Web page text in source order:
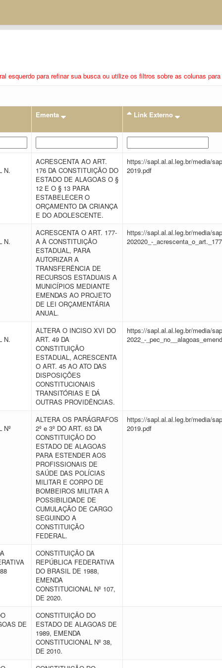
esquerdo para refinar sua busca ou utilize os filtros sobre as colunas
Ementa Link Externo
N.
ACRESCENTA AO ART.
176 DA CONSTITUIÇÃO DO
ESTADO DE ALAGOAS O §
12 E O § 13 PARA
ESTABELECER O
ORÇAMENTO DA CRIANÇA
E DO ADOLESCENTE.
https://sapl.al.al.leg.br/media/
2019.pdf
N.
ACRESCENTA O ART. 177-
A À CONSTITUIÇÃO
ESTADUAL, PARA
AUTORIZAR A
TRANSFERÊNCIA DE
RECURSOS ESTADUAIS A
MUNICÍPIOS MEDIANTE
EMENDAS AO PROJETO
DE LEI ORÇAMENTÁRIA
ANUAL.
https://sapl.al.al.leg.br/media/
202020_-
N.
ALTERA O INCISO XVI DO
ART. 49 DA
CONSTITUIÇÃO
ESTADUAL, ACRESCENTA
O ART. 45 AO ATO DAS
DISPOSIÇÕES
CONSTITUCIONAIS
TRANSITÓRIAS E DÁ
OUTRAS PROVIDÊNCIAS.
https://sapl.al.al.leg.br/media/
2022_-
Nº
ALTERA OS PARÁGRAFOS
2º e 3º DO ART. 63 DA
CONSTITUIÇÃO DO
ESTADO DE ALAGOAS
PARA ESTENDER AOS
PROFISSIONAIS DE
SAÚDE DAS POLÍCIAS
MILITAR E CORPO DE
BOMBEIROS MILITAR A
POSSIBILIDADE DE
CUMULAÇÃO DE CARGO
SEGUINDO A
CONSTITUIÇÃO
FEDERAL.
https://sapl.al.al.leg.br/media/
2019.pdf
CONSTITUIÇÃO DA
REPÚBLICA FEDERATIVA
DO BRASIL DE 1988,
EMENDA
CONSTITUCIONAL Nº 107,
DE 2020.
DE
CONSTITUIÇÃO DO
ESTADO DE ALAGOAS DE
1989, EMENDA
CONSTITUCIONAL Nº 38,
DE 2010.